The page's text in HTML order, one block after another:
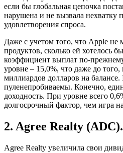
если бы глобальная цепочка
нарушена и не вызвала нехватку
удовлетворения спроса.
Даже с учетом того, что Apple не
продуктов, сколько ей хотелось
коэффициент выплат по-
уровне – 15,0%, что даже до того,
миллиардов долларов на
пуленепробиваемы. Конечно,
доходность. При уровне всего
долгосрочный фактор, чем игра
2. Agree Realty (ADC).
Agree Realty увеличила свои